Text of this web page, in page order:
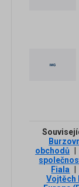
obchodů
Fiala
Vojtěch